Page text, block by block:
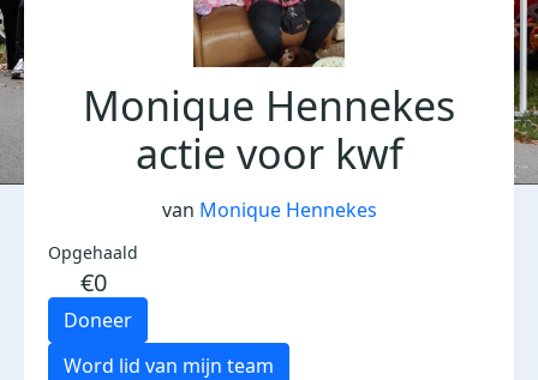
Monique Hennekes
actie voor kwf
van Monique Hennekes
Opgehaald
€0
Doneer
Word lid van mijn team